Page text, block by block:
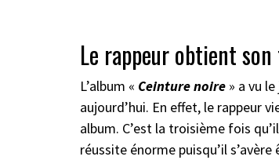
Le rappeur obtient
L’album « Ceinture noire » a vu
aujourd’hui. En effet, le rappeur
album. C’est la troisième fois
réussite énorme puisqu’il